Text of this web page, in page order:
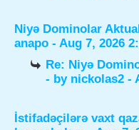
Niyə Dominolar
anapo - Aug 7, 2026
Re: Niyə
- by nickolas2 -
İstifadəçilərə vaxt